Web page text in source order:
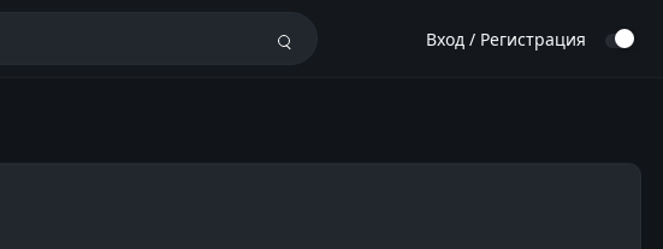
Вход / Регистрация